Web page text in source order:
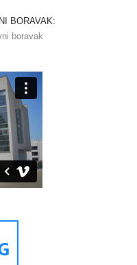
BORAVAK:
boravak